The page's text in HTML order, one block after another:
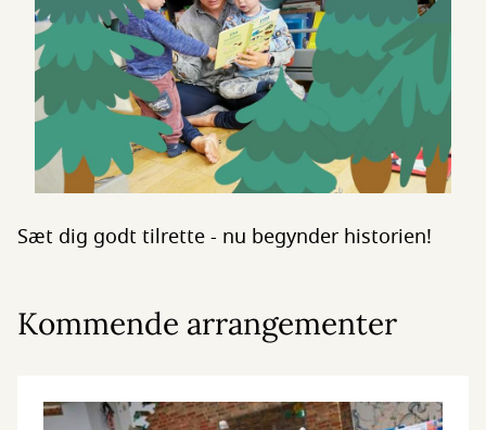
Sæt dig godt tilrette - nu begynder historien!
Kommende arrangementer